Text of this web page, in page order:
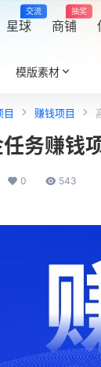
星球
交流
商铺
抽奖
模版素材
目 赚钱项目
务赚钱
0 543